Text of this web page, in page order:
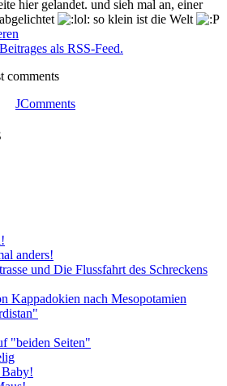
hier gelandet. und sieh mal an, einer
so klein ist die Welt
als RSS-Feed.
comments
JComments
anders!
und Die Flussfahrt des Schreckens
Kappadokien nach Mesopotamien
"beiden Seiten"